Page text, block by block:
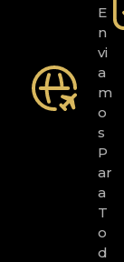
E
N
Vi
A
M
O
S
P
Ar
A
T
O
D